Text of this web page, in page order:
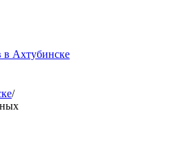
в Ахтубинске
/